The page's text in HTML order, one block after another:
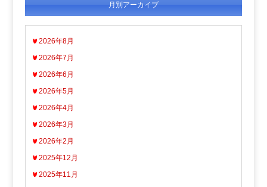
月別アーカイブ
2026年8月
2026年7月
2026年6月
2026年5月
2026年4月
2026年3月
2026年2月
2025年12月
2025年11月